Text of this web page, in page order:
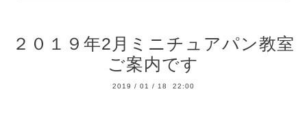
２０１９年2月ミニチュアパン教室
ご案内です
2019 / 01 / 18 22:00